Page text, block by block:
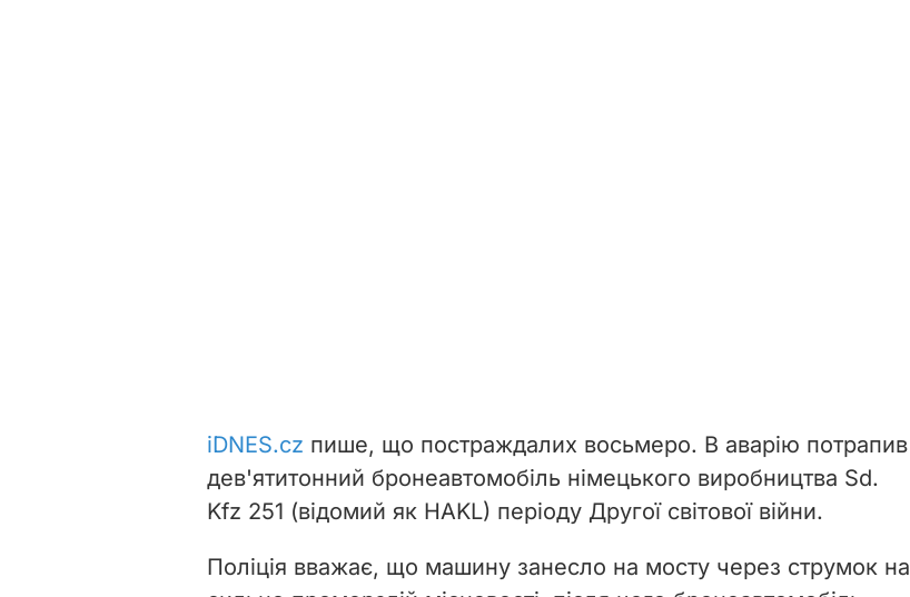
iDNES.cz пише, що постраждалих восьмеро. В аварію потрапив
дев'ятитонний бронеавтомобіль німецького виробництва Sd.
Kfz 251 (відомий як HAKL) періоду Другої світової війни.
Поліція вважає, що машину занесло на мосту через струмок на